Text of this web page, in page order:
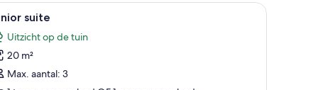
nachtkastje met een lamp, en een raam met gordijnen.
Een slaapkamer met een hemelbed, een
6 suite
Uitzicht op de tuin
20 m²
Max. aantal: 3